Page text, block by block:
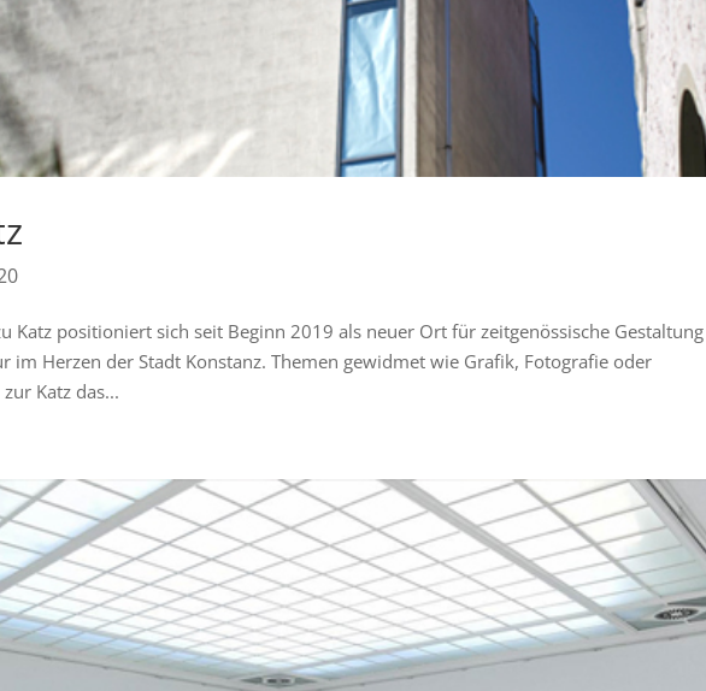
Katz positioniert sich seit Beginn 2019 als neuer Ort für zeitgenössische
im Herzen der Stadt Konstanz. Themen gewidmet wie Grafik, Fotografie oder
Katz das...